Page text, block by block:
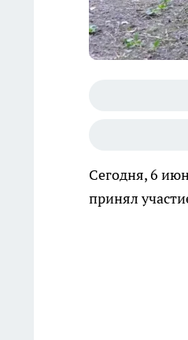
Сегодня, 6
принял